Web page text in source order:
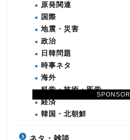
SPONSOR
原発関連
国際
地震・災害
政治
日韓問題
時事ネタ
海外
科学・技術・医学
経済
韓国・北朝鮮
ネタ・雑談